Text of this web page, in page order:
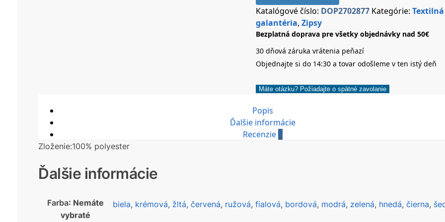
Katalógové číslo: DOP2702877 Kategórie: Textilná
galantéria, Zipsy
Bezplatná doprava pre všetky objednávky nad 50€
30 dňová záruka vrátenia peňazí
Objednajte si do 14:30 a tovar odošleme v ten istý deň
Máte otázku? Požiadajte o spätné zavolanie
Popis
Ďalšie informácie
Recenzie 0
Zloženie:100% polyester
Ďalšie informácie
Farba: Nemáte
vybraté
biela, krémová, žltá, červená, ružová, fialová, bordová, modrá, zelená, hnedá, čierna,